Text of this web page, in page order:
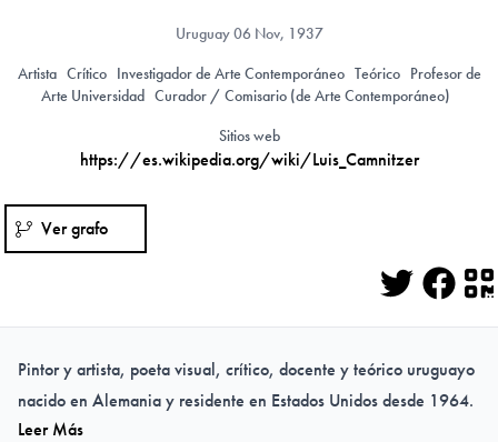
Uruguay06 Nov, 1937
Artista Crítico Investigador de Arte Contemporáneo Teórico Profesor de
Arte Universidad Curador / Comisario (de Arte Contemporáneo)
Sitios web
https://es.wikipedia.org/wiki/Luis_Camnitzer
Ver grafo
Twitter
Pintor y artista, poeta visual, crítico, docente y teórico uruguayo
nacido en Alemania y residente en Estados Unidos desde 1964.
Leer Más